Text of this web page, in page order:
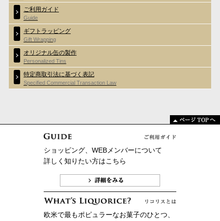
ご利用ガイド
Guide
ギフトラッピング
Gift Wrapping
オリジナル缶の製作
Personalized Tins
特定商取引法に基づく表記
Specified Commercial Transaction Law
ショッピング、WEBメンバーについて
詳しく知りたい方はこちら
欧米で最もポピュラーなお菓子のひとつ、